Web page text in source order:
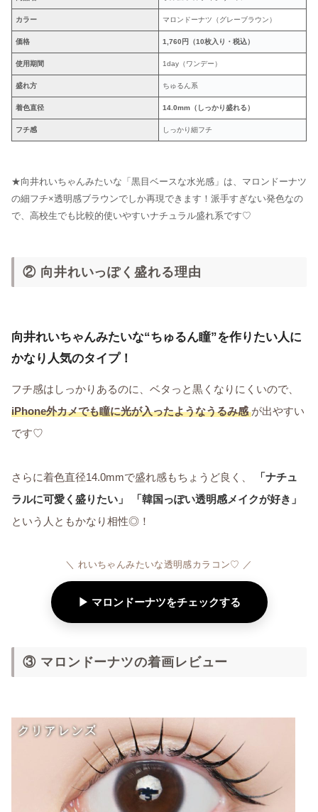
カラー マロンドーナツ（グレーブラウン）
価格 1,760円（10枚入り・税込）
使用期間 1day（ワンデー）
盛れ方 ちゅるん系
着色直径 14.0mm（しっかり盛れる）
フチ感 しっかり細フチ
★向井れいちゃんみたいな「黒目ベースな水光感」は、マロンドーナツ
の細フチ×透明感ブラウンでしか再現できます！派手すぎない発色なの
で、高校生でも比較的使いやすいナチュラル盛れ系です♡
② 向井れいっぽく盛れる理由
向井れいちゃんみたいな“ちゅるん瞳”を作りたい人に
かなり人気のタイプ！
フチ感はしっかりあるのに、ベタっと黒くなりにくいので、
iPhone外カメでも瞳に光が入ったようなうるみ感が出やすい
です♡
さらに着色直径14.0mmで盛れ感もちょうど良く、
「ナチュ
ラルに可愛く盛りたい」 「韓国っぽい透明感メイクが好き」
という人ともかなり相性◎！
＼ れいちゃんみたいな透明感カラコン♡ ／
▶ マロンドーナツをチェックする
③ マロンドーナツの着画レビュー